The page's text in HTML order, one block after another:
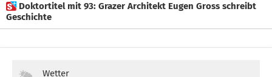
 Doktortitel mit 93: Grazer Architekt Eugen Gross schreibt
Geschichte
Wetter